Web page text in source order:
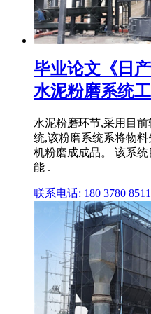
毕业论文《日
水泥粉磨系统工
水泥粉磨环节,采用目
统,该粉磨系统系将物
机粉磨成成品。 该系
能 .
联系电话: 180 3780 8511